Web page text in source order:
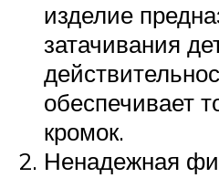
изделие
затачивания
обеспечивает
кромок.
Ненадежная